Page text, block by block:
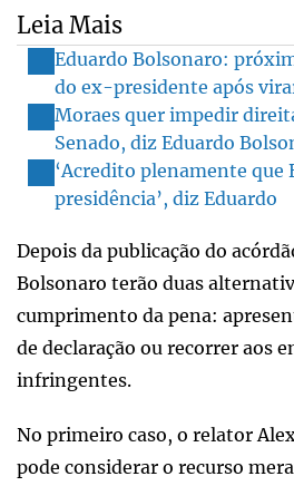
Leia Mais
Eduardo Bolsonaro:
do ex-presidente após
Moraes quer impedir
Senado, diz Eduardo
‘Acredito plenamente que
presidência’, diz Eduardo
Depois da publicação do
Bolsonaro terão duas
cumprimento da pena:
de declaração ou recorrer aos
infringentes.
No primeiro caso, o relator
pode considerar o recurso